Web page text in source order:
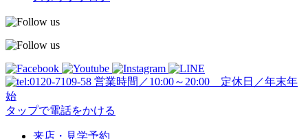
営業時間／10:00～20:00 定休日／年末年
始
タップで電話をかける
来店・見学予約